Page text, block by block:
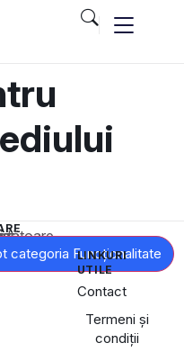
categoria Funcționalitate
LINKURI
UTILE
Contact
Termeni și
condiții